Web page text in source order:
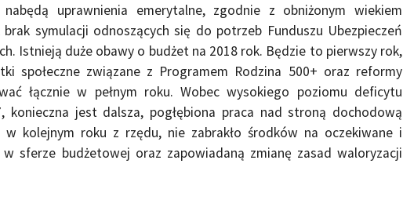
uprawnienia emerytalne, zgodnie z obniżonym wiekiem
symulacji odnoszących się do potrzeb Funduszu Ubezpieczeń
Istnieją duże obawy o budżet na 2018 rok. Będzie to pierwszy rok,
społeczne związane z Programem Rodzina 500+ oraz reformy
łącznie w pełnym roku. Wobec wysokiego poziomu deficytu
konieczna jest dalsza, pogłębiona praca nad stroną dochodową
kolejnym roku z rzędu, nie zabrakło środków na oczekiwane i
w sferze budżetowej oraz zapowiadaną zmianę zasad waloryzacji